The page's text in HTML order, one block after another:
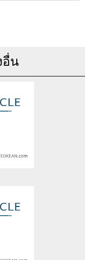
อื่น
include/article/
(this
in a future